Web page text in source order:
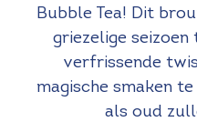
Bubble Tea! Dit
griezelige
verfrissende
magische smaken
als oud